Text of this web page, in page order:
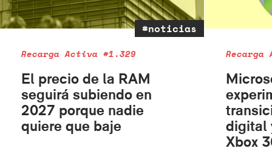
#noticias
Recarga Activa #1.329
El precio de la RAM
seguirá subiendo en
2027 porque nadie
quiere que baje
Recarga
digital
Xbox